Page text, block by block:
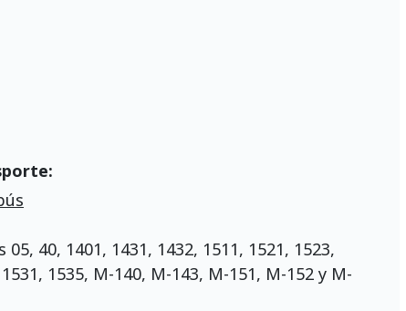
05, 40, 1401, 1431, 1432, 1511, 1521, 1523,
1535, M-140, M-143, M-151, M-152 y M-